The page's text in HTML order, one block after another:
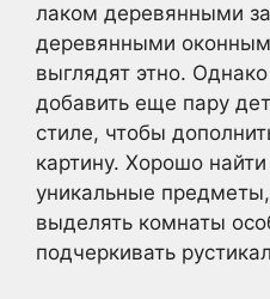
лаком деревянными
деревянными
выглядят этно.
добавить еще пару
стиле, чтобы
картину. Хорошо
уникальные
выделять комнаты
подчеркивать